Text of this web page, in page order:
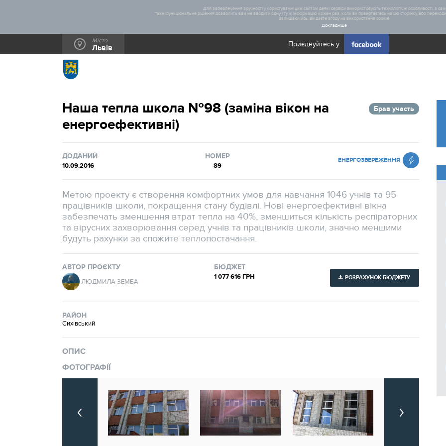
Для забезпечення зручності у користуванні цим сайтом деякі сервіси використовують технологічні особливості, а
Таке функціональне рішення дозволить вам не вводити одну і ту ж інформацію кожен раз, коли ви повертаєтесь на цю сторінку, або
Залишаючись, ви даєте згоду на використання cookie.
Докладніше
Місто
Львів Приєднуйтесь у
Наша тепла школа №98 (заміна вікон на
енергоефективні)
Брав участь
ДОДАНИЙ
10.09.2016
НОМЕР
89
ЕНЕРГОЗБЕРЕЖЕННЯ
Метою проекту є створення комфортних умов для навчання 1046 учнів та 95
працівників школи, покращення стану будівлі. Нові енергоефективні вікна
забезпечать зменшення втрат тепла на 40%, зменшиться кількість респіраторних
та вірусних захворювання серед учнів та працівників школи, значно меншими
будуть рахунки за спожите теплопостачання.
АВТОР ПРОЄКТУ
ЛЮДМИЛА ЗЕМБА
БЮДЖЕТ
1 077 616 ГРН РОЗРАХУНОК БЮДЖЕТУ
РАЙОН
Сихівський
ОПИС
ФОТОГРАФІЇ